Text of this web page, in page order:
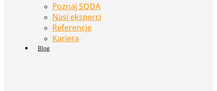
Poznaj SQDA
Nasi eksperci
Referencje
Kariera
Blog